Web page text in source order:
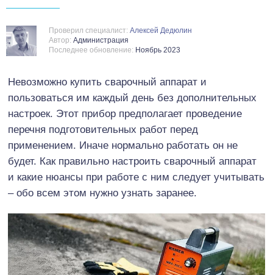
Проверил специалист: Алексей Дедюлин
Автор: Администрация
Последнее обновление: Ноябрь 2023
Невозможно купить сварочный аппарат и
пользоваться им каждый день без дополнительных
настроек. Этот прибор предполагает проведение
перечня подготовительных работ перед
применением. Иначе нормально работать он не
будет. Как правильно настроить сварочный аппарат
и какие нюансы при работе с ним следует учитывать
– обо всем этом нужно узнать заранее.